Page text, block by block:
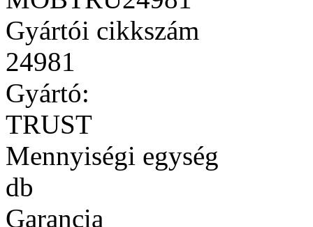
Gyártói cikkszám
24981
Gyártó:
TRUST
Mennyiségi egység
db
Garancia